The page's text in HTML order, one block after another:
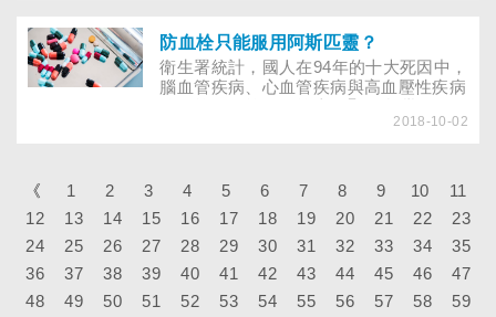
嗎？讓營養師、中醫師告訴你如何增強記
憶力！
防血栓只能服用阿斯匹靈？
衛生署統計，國人在94年的十大死因中，
腦血管疾病、心血管疾病與高血壓性疾病
2018-10-02
《 1 2 3 4 5 6 7 8 9 10
11
12
13 14 15 16 17 18 19 20 21 22
23
24
25 26 27 28 29 30 31 32 33 34
35
36
37 38 39 40 41 42 43 44 45 46
47
48
49 50 51 52 53 54 55 56 57 58
59